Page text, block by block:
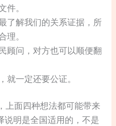
件。
了解我们的关系证据，所
理。
顾问，对方也可以顺便翻
就一定还要公证。
上面四种想法都可能带来
说明是全国适用的，不是